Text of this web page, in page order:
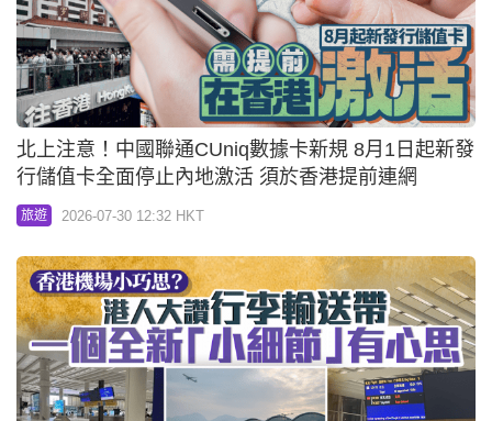
北上注意！中國聯通CUniq數據卡新規 8月1日起新發
行儲值卡全面停止內地激活 須於香港提前連網
旅遊 2026-07-30 12:32 HKT